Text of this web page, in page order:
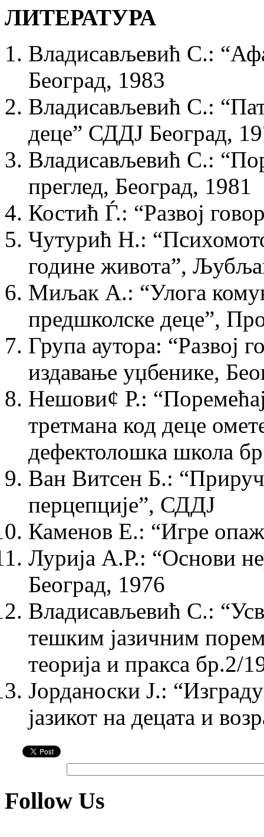
ЛИТЕРАТУРА
Владисављевић С.:
Београд, 1983
Владисављевић С.:
деце” СДДЈ Београд,
Владисављевић С.:
преглед, Београд, 1981
Костић Ѓ.: “Развој
Чутурић Н.:
године живота”,
Миљак А.: “Улога
предшколске деце”,
Група аутора: “Развој
издавање уџбенике,
Нешови¢ Р.:
третмана код деце
дефектолошка школа
Ван Витсен Б.:
перцепције”, СДДЈ
Каменов Е.: “Игре
Лурија А.Р.: “Основи
Београд, 1976
Владисављевић С.:
тешким јазичним
теорија и пракса бр.2/
Јорданоски Ј.:
јазикот на децата и
Follow Us